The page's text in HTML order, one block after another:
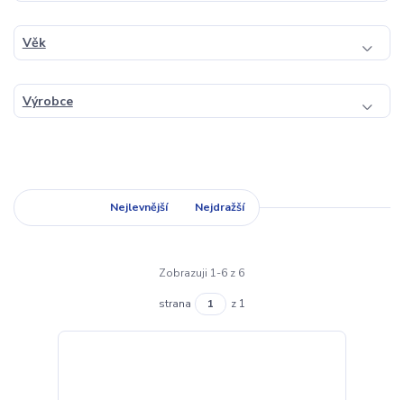
Věk
Výrobce
Nejlevnější Nejdražší
Zobrazuji 1-6 z 6
strana z 1